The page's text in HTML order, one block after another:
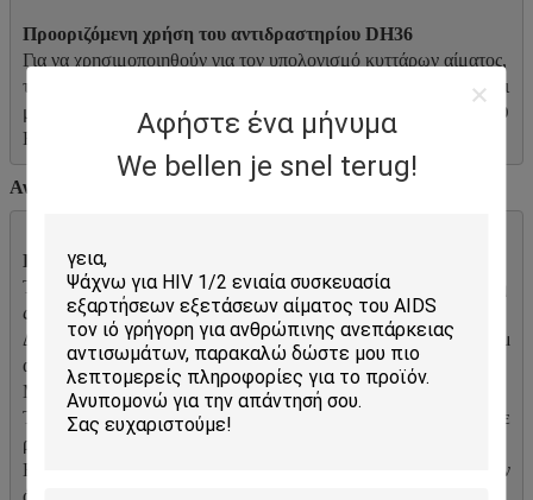
Αφήστε ένα μήνυμα
We bellen je snel terug!
Προοριζόμενη χρήση του αντιδραστηρίου DH36
Για να χρησιμοποιηθούν για τον υπολογισμό κυττάρων αίματος,
την ταξινόμηση, και τη διαφοροποίηση WBC, προσδιορισμός αι
μογλοβίνης στις συσκευές ανάλυσης αιματολογίας DYMIND D
Αντιδραστήρια για τη τεχνητή διαγνωστική χρήση μόνο.
Το η επαναδιακρίβωση συστήνεται κατά αλλαγή της προέλευση
ς των αντιδραστηρίων.
Δεν συστήνεται τα διαφορετικά εμπορικά σήματα των λύσεων μ
αζί σε μια μονάδα της συσκευής ανάλυσης.
Μην λάβετε. Αποφύγετε την επαφή με το δέρμα και τα μάτια.
Το δέρμα έρχεται σε επαφή με: Ξεπλύντε με την αφθονία του νε
ρού.
Επαφή ματιών: Ξεπλύντε με την αφθονία του νερού. Λάβετε την